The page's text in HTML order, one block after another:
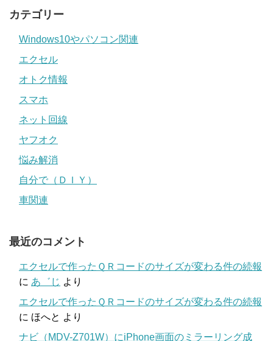
カテゴリー
Windows10やパソコン関連
エクセル
オトク情報
スマホ
ネット回線
ヤフオク
悩み解消
自分で（ＤＩＹ）
車関連
最近のコメント
エクセルで作ったＱＲコードのサイズが変わる件の続報
に あ゛じ より
エクセルで作ったＱＲコードのサイズが変わる件の続報
に ほへと より
ナビ（MDV-Z701W）にiPhone画面のミラーリング成